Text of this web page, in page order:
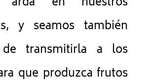
y seamos también
de transmitirla a los
que produzca frutos